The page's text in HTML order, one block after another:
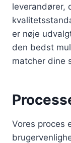
leverandører,
er nøje
den bedst
matcher dine
Vores proces